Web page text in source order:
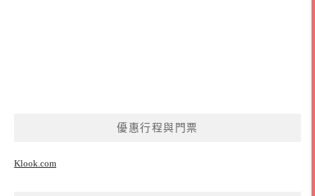
優惠行程與門票
Klook.com